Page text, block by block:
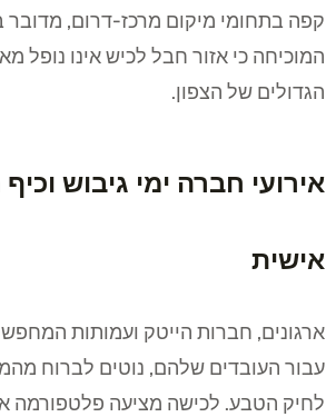
קפה בתחומי מיקום מרכז-דרום, מדובר
המוכיחה כי אזור חבל לכיש אינו נופל
הגדולים של הצפון.
אירועי חברה ימי גיבוש
אישית
ארגונים, חברות הייטק ועמותות
עבור העובדים שלהם, נוטים לברוח
לחיק הטבע. לכישה מציעה פלטפורמה